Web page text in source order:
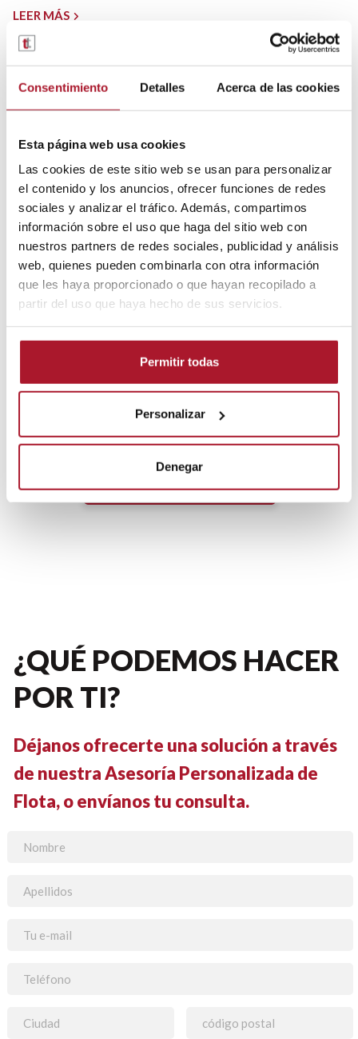
Consentimiento Detalles Acerca de las cookies
Esta página web usa cookies
Las cookies de este sitio web se usan para personalizar
el contenido y los anuncios, ofrecer funciones de redes
sociales y analizar el tráfico. Además, compartimos
información sobre el uso que haga del sitio web con
nuestros partners de redes sociales, publicidad y análisis
web, quienes pueden combinarla con otra información
que les haya proporcionado o que hayan recopilado a
partir del uso que haya hecho de sus servicios.
Permitir todas
Personalizar
Denegar
LEER MÁS
22 de julio de 2026
PRL en vehículos industriales: cómo
elegir una flota más segura desde el
contrato de renting
La PRL en vehículos industriales empieza mucho antes de que el
el tipo de contrato, en el mantenimiento incluido y en la...
IR AL BLOG
¿QUÉ PODEMOS HACER
POR TI?
Déjanos ofrecerte una solución a través
de nuestra Asesoría Personalizada de
Flota, o envíanos tu consulta.